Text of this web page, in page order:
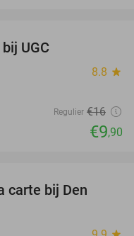
UGC
8.8 star
Regulier €16
€9,90
carte bij Den